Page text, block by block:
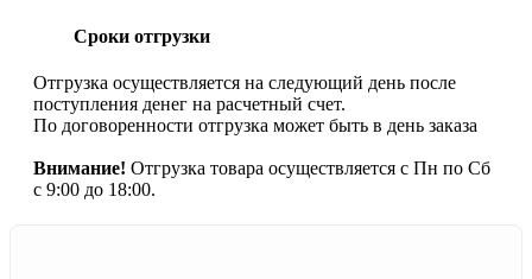
Сроки отгрузки
Отгрузка осуществляется на следующий день после
поступления денег на расчетный счет.
По договоренности отгрузка может быть в день заказа
Внимание! Отгрузка товара осуществляется с Пн по Сб
с 9:00 до 18:00.